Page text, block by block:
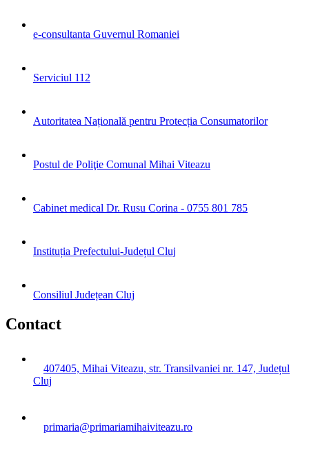
e-consultanta Guvernul Romaniei
Serviciul 112
Autoritatea Națională pentru Protecția Consumatorilor
Postul de Poliţie Comunal Mihai Viteazu
Cabinet medical Dr. Rusu Corina - 0755 801 785
Instituția Prefectului-Județul Cluj
Consiliul Județean Cluj
Contact
407405, Mihai Viteazu, str. Transilvaniei nr. 147, Județul
Cluj
primaria@primariamihaiviteazu.ro